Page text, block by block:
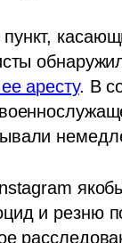
аресту. В
и резню